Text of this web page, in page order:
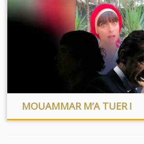
MOUAMMAR M’A TUER !